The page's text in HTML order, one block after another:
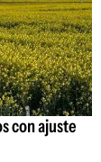
con ajuste